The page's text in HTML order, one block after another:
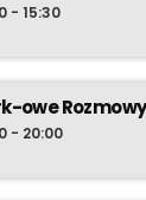
- 15:30
owe Rozmowy
- 20:00